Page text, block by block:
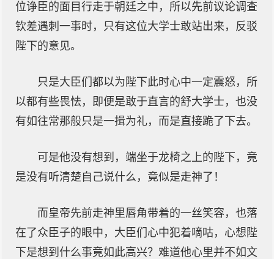
位诤臣的面目行走于朝廷之中，所以先前议论调查
钦差遇刺一事时，只有这位大学士敢站出来，反驳
陛下的意见。
只是大臣们都以为陛下此时心中一定震怒，所
以都有些畏怯，即便是敢于直言的舒大学士，也没
有如往常那般只是一揖为礼，而是直接跪了下去。
可是他没有想到，端坐于龙椅之上的陛下，竟
是没有听清楚自己说什么，竟似是走神了！
而皇帝先前走神里唇角带着的一丝笑容，也落
在了众臣子的眼中，大臣们心中犯着嘀咕，心想陛
下是想到什么事竟如此高兴？难道他心里并不如文